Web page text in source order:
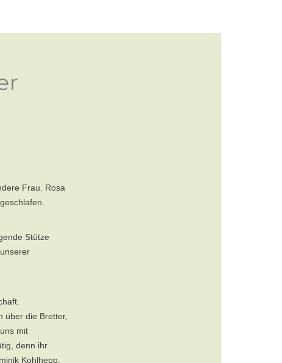
Frau. Rosa
Stütze
über die Bretter,
mit
denn ihr
Kohlhepp.